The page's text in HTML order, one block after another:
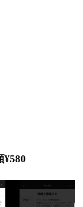
¥580